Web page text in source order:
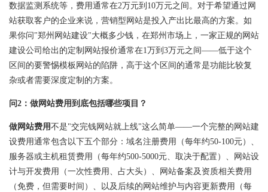
数据监测系统等，费用通常在2万元到10万元之间。对于希望通过网
站获取客户的企业来说，营销型网站是投入产出比最高的方案。如
果你问"郑州网站建设"大概多少钱，在郑州市场上，一家正规的网站
建设公司给出的定制网站报价通常在1万到3万元之间——低于这个
区间的要警惕模板网站的陷阱，高于这个区间的通常是功能比较复
杂或者需要深度定制的方案。
问2：做网站费用到底包括哪些项目？
做网站费用不是"交完钱网站就上线"这么简单——一个完整的网站建
设费用通常包含以下五个部分：域名注册费用（每年约50-100元）、
服务器或主机租赁费用（每年约500-5000元、取决于配置）、网站设
计与开发费用（一次性费用、占大头）、
网站备案及资质相关费用
（免费，但需要时间）、以及后续的 网站维护与内容更新费用（每